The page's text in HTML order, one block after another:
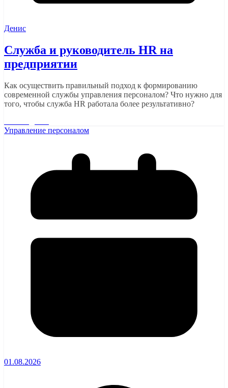
Денис
Служба и руководитель HR на
предприятии
Как осуществить правильный подход к формированию
современной службы управления персоналом? Что нужно для
того, чтобы служба HR работала более результативно?
Управление персоналом
01.08.2026